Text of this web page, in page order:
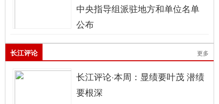
中央指导组派驻地方和单位名单
公布
长江评论 更多
长江评论·本周：显绩要叶茂 潜绩
要根深